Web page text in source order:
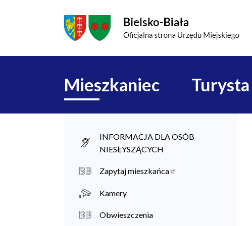
Główna
nawigacja
Mieszkaniec Turysta
M
e
s
k
INFORMACJA DLA OSÓB
NIESŁYSZĄCYCH
Zapytaj mieszkańca
Kamery
Obwieszczenia